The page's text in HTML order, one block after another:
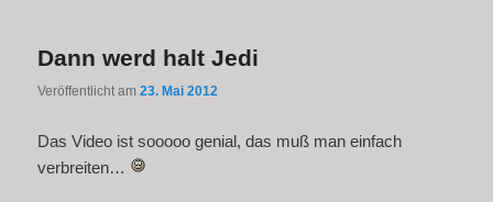
Dann werd halt Jedi
Veröffentlicht am23. Mai 2012
Das Video ist sooooo genial, das muß man einfach
verbreiten…